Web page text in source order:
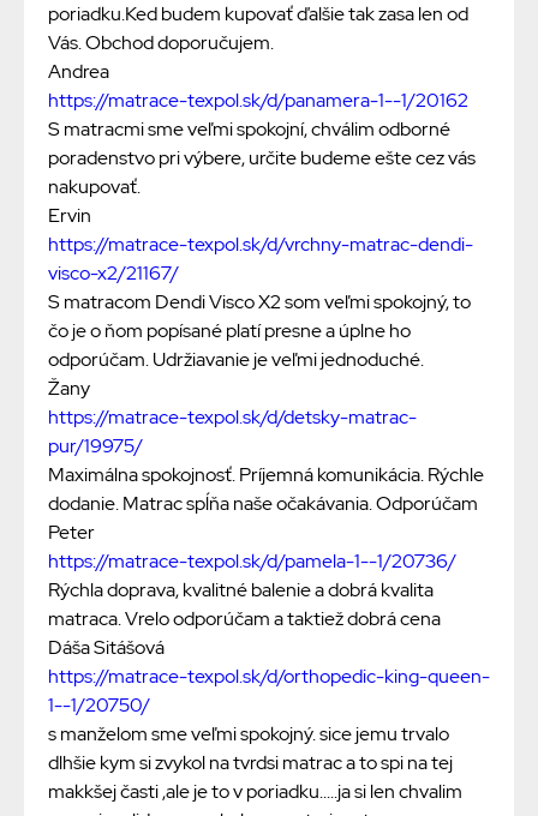
poriadku.Ked budem kupovať ďalšie tak zasa len od
Vás. Obchod doporučujem.
Andrea
https://matrace-texpol.sk/d/panamera-1--1/20162
S matracmi sme veľmi spokojní, chválim odborné
poradenstvo pri výbere, určite budeme ešte cez vás
nakupovať.
Ervin
https://matrace-texpol.sk/d/vrchny-matrac-dendi-
visco-x2/21167/
S matracom Dendi Visco X2 som veľmi spokojný, to
čo je o ňom popísané platí presne a úplne ho
odporúčam. Udržiavanie je veľmi jednoduché.
Žany
https://matrace-texpol.sk/d/detsky-matrac-
pur/19975/
Maximálna spokojnosť. Príjemná komunikácia. Rýchle
dodanie. Matrac spĺňa naše očakávania. Odporúčam
Peter
https://matrace-texpol.sk/d/pamela-1--1/20736/
Rýchla doprava, kvalitné balenie a dobrá kvalita
matraca. Vrelo odporúčam a taktiež dobrá cena
Dáša Sitášová
https://matrace-texpol.sk/d/orthopedic-king-queen-
1--1/20750/
s manželom sme veľmi spokojný. sice jemu trvalo
dlhšie kym si zvykol na tvrdsi matrac a to spi na tej
makkšej časti ,ale je to v poriadku.....ja si len chvalim